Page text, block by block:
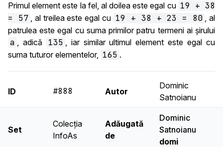
Primul element este la fel, al doilea este egal cu 19 + 38
= 57 , al treilea este egal cu 19 + 38 + 23 = 80 , al
patrulea este egal cu suma primilor patru termeni ai șirului
a , adică 135 , iar similar ultimul element este egal cu
suma tuturor elementelor, 165 .
ID #888 Autor
Dominic
Satnoianu
Set
Colecția
InfoAs
Adăugată
de
Dominic
Satnoianu
domi